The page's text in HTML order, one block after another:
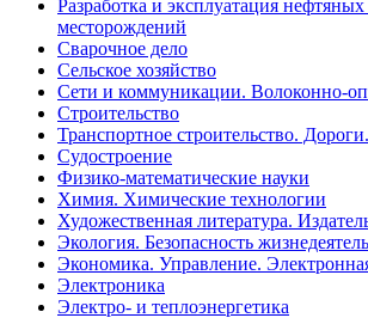
Разработка и эксплуатация
месторождений
Сварочное дело
Сельское хозяйство
Сети и коммуникации. Волоконно-
Строительство
Транспортное строительство.
Судостроение
Физико-математические науки
Химия. Химические технологии
Художественная литература.
Экология. Безопасность
Экономика. Управление.
Электроника
Электро- и теплоэнергетика